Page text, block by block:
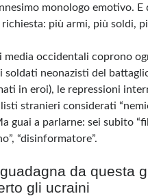
monologo emotivo.
richiesta: più armi, più soldi,
media occidentali coprono
soldati neonazisti del
in eroi), le repressioni
stranieri considerati
guai a parlarne: sei subito
“disinformatore”.
da questa
gli ucraini